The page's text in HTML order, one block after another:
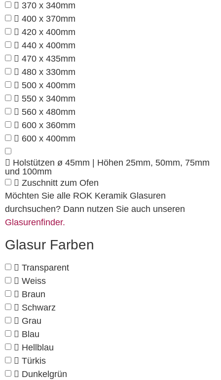
370 x 340mm
400 x 370mm
420 x 400mm
440 x 400mm
470 x 435mm
480 x 330mm
500 x 400mm
550 x 340mm
560 x 480mm
600 x 360mm
600 x 400mm
Holstützen ø 45mm | Höhen 25mm, 50mm, 75mm
und 100mm
Zuschnitt zum Ofen
Möchten Sie alle ROK Keramik Glasuren
durchsuchen? Dann nutzen Sie auch unseren
Glasurenfinder.
Glasur Farben
Transparent
Weiss
Braun
Schwarz
Grau
Blau
Hellblau
Türkis
Dunkelgrün